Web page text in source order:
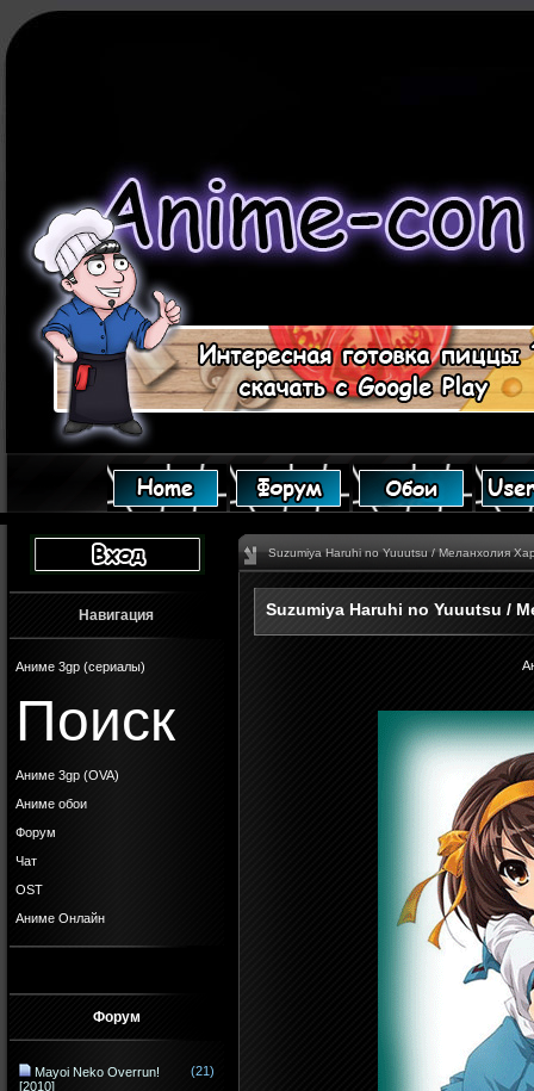
Навигация
Аниме 3gp (сериалы)
Поиск
Аниме 3gp (OVA)
Аниме обои
Форум
Чат
OST
Аниме Онлайн
Форум
Mayoi Neko Overrun!
[2010]
(21)
Suzumiya Haruhi no Yuuutsu / Меланхолия
Suzumiya Haruhi no Yuuutsu /